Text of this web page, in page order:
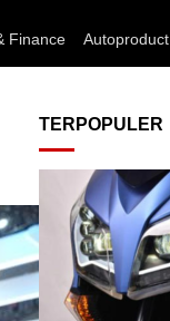
Finance Autoproduct
TERPOPULER